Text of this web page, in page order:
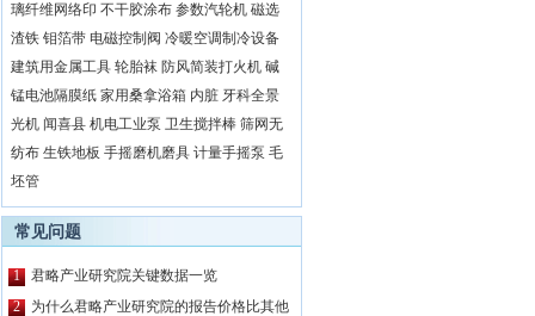
璃纤维网络印 不干胶涂布 参数汽轮机 磁选
渣铁 钼箔带 电磁控制阀 冷暖空调制冷设备
建筑用金属工具 轮胎袜 防风简装打火机 碱
锰电池隔膜纸 家用桑拿浴箱 内脏 牙科全景
光机 闻喜县 机电工业泵 卫生搅拌棒 筛网无
纺布 生铁地板 手摇磨机磨具 计量手摇泵 毛
坯管
常见问题
1
君略产业研究院关键数据一览
2
为什么君略产业研究院的报告价格比其他